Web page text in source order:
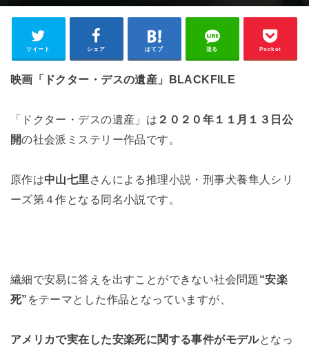
ツイート シェア はてブ 送る Pocket
映画「ドクター・デスの遺産」BLACKFILE
「ドクター・デスの遺産」は ２０２０年１１月１３日公
開の社会派ミステリー作品です。
原作は中山七里 さんによる推理小説・刑事犬養隼人シリ
ーズ第４作となる同名小説です。
繊細で安易に答えを出すことができない社会問題 “安楽
死” をテーマとした作品となっていますが、
アメリカで実在した安楽死に関する事件がモデルとなっ